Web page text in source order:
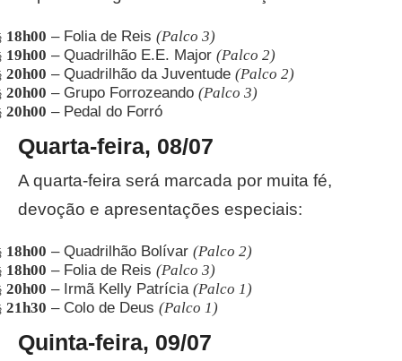
18h00 – Folia de Reis(Palco 3)
19h00 – Quadrilhão E.E. Major(Palco 2)
20h00 – Quadrilhão da Juventude(Palco 2)
20h00 – Grupo Forrozeando(Palco 3)
20h00 – Pedal do Forró
Quarta-feira, 08/07
A quarta-feira será marcada por muita fé,
devoção e apresentações especiais:
18h00 – Quadrilhão Bolívar(Palco 2)
18h00 – Folia de Reis(Palco 3)
20h00 – Irmã Kelly Patrícia(Palco 1)
21h30 – Colo de Deus(Palco 1)
Quinta-feira, 09/07